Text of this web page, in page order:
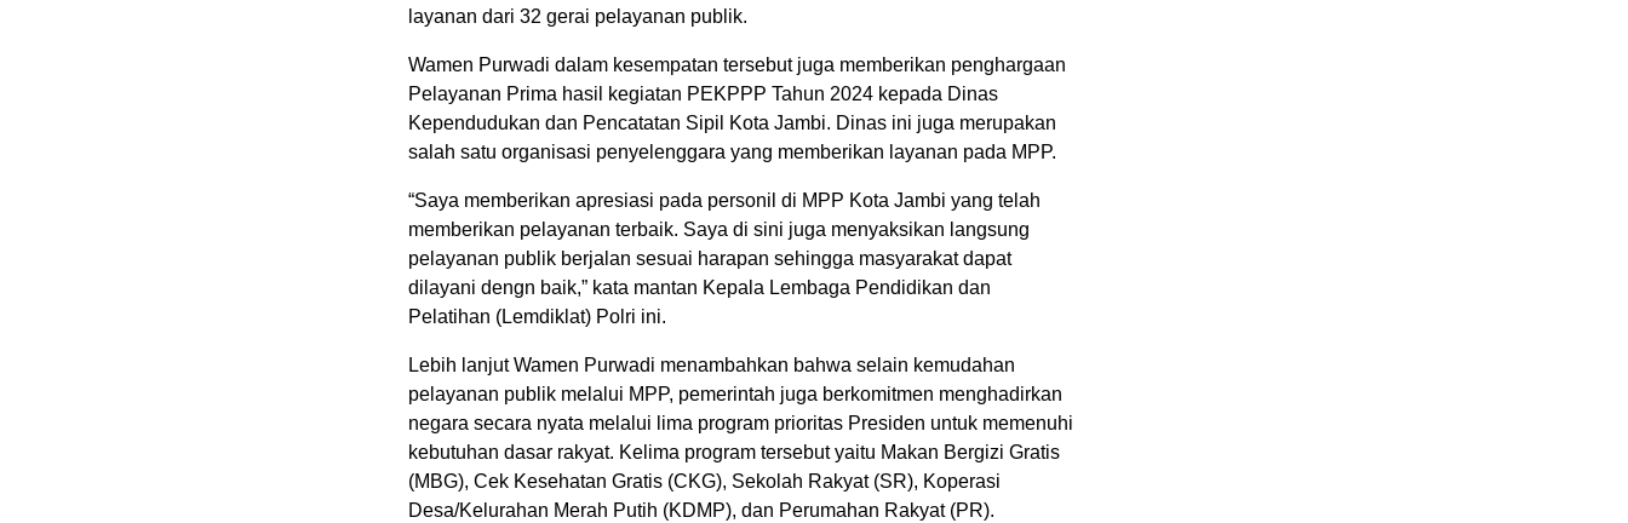
layanan dari 32 gerai pelayanan publik.
Wamen Purwadi dalam kesempatan tersebut juga memberikan penghargaan
Pelayanan Prima hasil kegiatan PEKPPP Tahun 2024 kepada Dinas
Kependudukan dan Pencatatan Sipil Kota Jambi. Dinas ini juga merupakan
salah satu organisasi penyelenggara yang memberikan layanan pada MPP.
“Saya memberikan apresiasi pada personil di MPP Kota Jambi yang telah
memberikan pelayanan terbaik. Saya di sini juga menyaksikan langsung
pelayanan publik berjalan sesuai harapan sehingga masyarakat dapat
dilayani dengn baik,” kata mantan Kepala Lembaga Pendidikan dan
Pelatihan (Lemdiklat) Polri ini.
Lebih lanjut Wamen Purwadi menambahkan bahwa selain kemudahan
pelayanan publik melalui MPP, pemerintah juga berkomitmen menghadirkan
negara secara nyata melalui lima program prioritas Presiden untuk memenuhi
kebutuhan dasar rakyat. Kelima program tersebut yaitu Makan Bergizi Gratis
(MBG), Cek Kesehatan Gratis (CKG), Sekolah Rakyat (SR), Koperasi
Desa/Kelurahan Merah Putih (KDMP), dan Perumahan Rakyat (PR).